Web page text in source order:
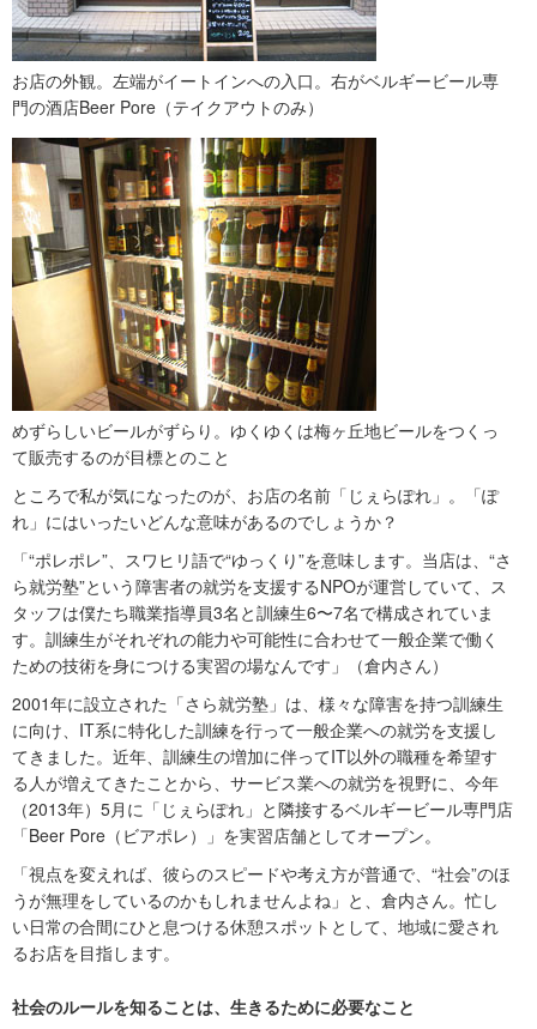
お店の外観。左端がイートインへの入口。右がベルギービール専
門の酒店Beer Pore（テイクアウトのみ）
めずらしいビールがずらり。ゆくゆくは梅ヶ丘地ビールをつくっ
て販売するのが目標とのこと
ところで私が気になったのが、お店の名前「じぇらぽれ」。「ぽ
れ」にはいったいどんな意味があるのでしょうか？
「“ポレポレ”、スワヒリ語で“ゆっくり”を意味します。当店は、“さ
ら就労塾”という障害者の就労を支援するNPOが運営していて、ス
タッフは僕たち職業指導員3名と訓練生6〜7名で構成されていま
す。訓練生がそれぞれの能力や可能性に合わせて一般企業で働く
ための技術を身につける実習の場なんです」（倉内さん）
2001年に設立された「さら就労塾」は、様々な障害を持つ訓練生
に向け、IT系に特化した訓練を行って一般企業への就労を支援し
てきました。近年、訓練生の増加に伴ってIT以外の職種を希望す
る人が増えてきたことから、サービス業への就労を視野に、今年
（2013年）5月に「じぇらぽれ」と隣接するベルギービール専門店
「Beer Pore（ビアポレ）」を実習店舗としてオープン。
「視点を変えれば、彼らのスピードや考え方が普通で、“社会”のほ
うが無理をしているのかもしれませんよね」と、倉内さん。忙し
い日常の合間にひと息つける休憩スポットとして、地域に愛され
るお店を目指します。
社会のルールを知ることは、生きるために必要なこと